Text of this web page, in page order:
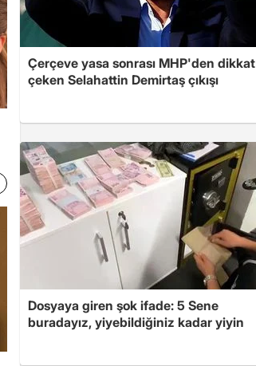
Çerçeve yasa sonrası MHP'den dikkat
çeken Selahattin Demirtaş çıkışı
Dosyaya giren şok ifade: 5 Sene
buradayız, yiyebildiğiniz kadar yiyin